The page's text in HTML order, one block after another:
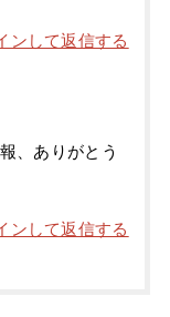
ンして返信する
、ありがとう
ンして返信する